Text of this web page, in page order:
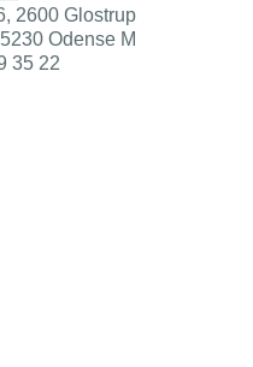
2600 Glostrup
Odense M
35 22